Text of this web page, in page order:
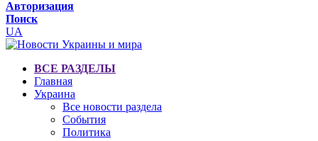
Авторизация
Поиск
UA
ВСЕ РАЗДЕЛЫ
Главная
Украина
Все новости раздела
События
Политика